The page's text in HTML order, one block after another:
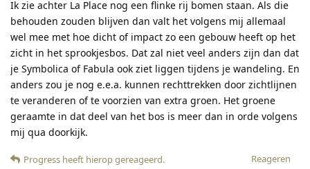
Ik zie achter La Place nog een flinke rij bomen staan. Als die
behouden zouden blijven dan valt het volgens mij allemaal
wel mee met hoe dicht of impact zo een gebouw heeft op het
zicht in het sprookjesbos. Dat zal niet veel anders zijn dan dat
je Symbolica of Fabula ook ziet liggen tijdens je wandeling. En
anders zou je nog e.e.a. kunnen rechttrekken door zichtlijnen
te veranderen of te voorzien van extra groen. Het groene
geraamte in dat deel van het bos is meer dan in orde volgens
mij qua doorkijk.
Reageren
Progress heeft hierop gereageerd.